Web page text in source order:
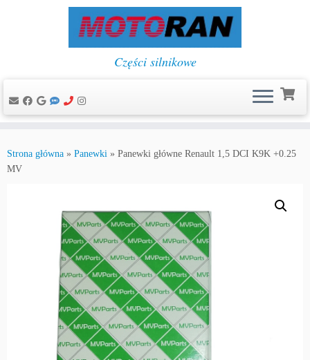
do
treści
Części silnikowe
Strona główna » Panewki » Panewki główne Renault 1,5 DCI K9K +0.25
MV